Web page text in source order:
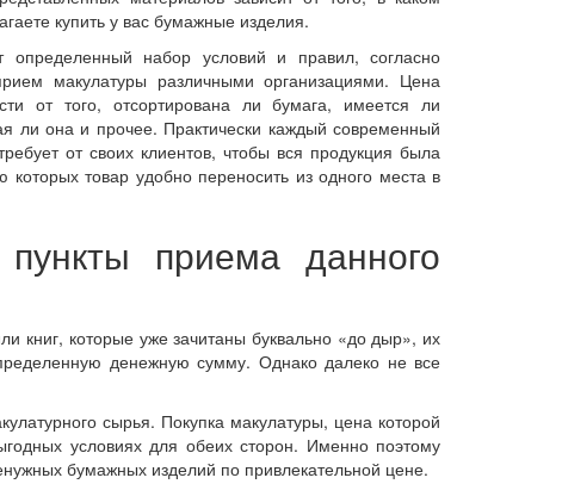
купить у вас бумажные изделия.
определенный набор условий и правил, согласно
макулатуры различными организациями. Цена
от того, отсортирована ли бумага, имеется ли
ли она и прочее. Практически каждый современный
от своих клиентов, чтобы вся продукция была
товар удобно переносить из одного места в
приема данного
книг, которые уже зачитаны буквально «до дыр», их
денежную сумму. Однако далеко не все
сырья. Покупка макулатуры, цена которой
условиях для обеих сторон. Именно поэтому
бумажных изделий по привлекательной цене.